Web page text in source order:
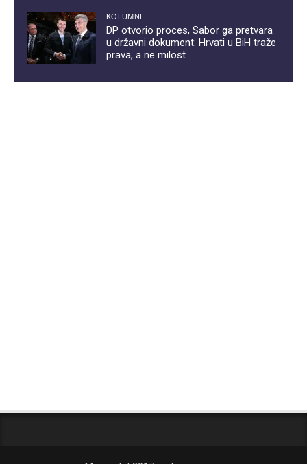
KOLUMNE
DP otvorio proces, Sabor ga pretvara
u državni dokument: Hrvati u BiH traže
prava, a ne milost